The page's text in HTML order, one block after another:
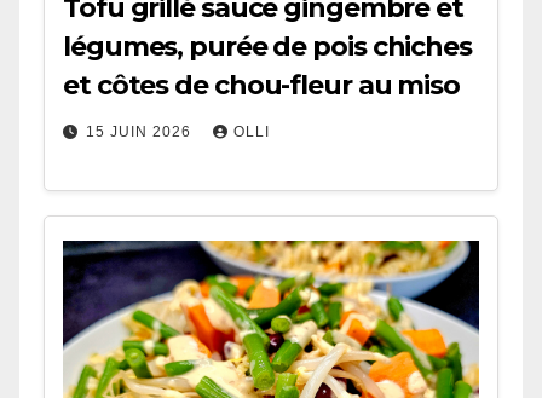
Tofu grillé sauce gingembre et
légumes, purée de pois chiches
et côtes de chou-fleur au miso
15 JUIN 2026 OLLI